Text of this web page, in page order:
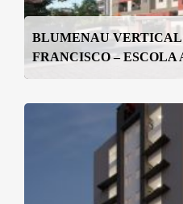
BLUMENAU
FRANCISCO – ESCOLA